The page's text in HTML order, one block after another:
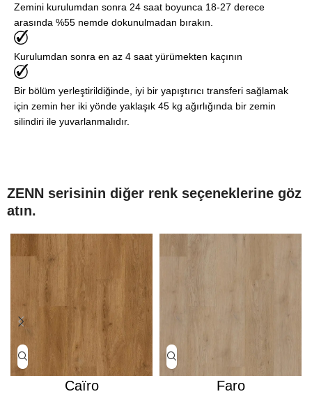
Zemini kurulumdan sonra 24 saat boyunca 18-27 derece
arasında %55 nemde dokunulmadan bırakın.
Kurulumdan sonra en az 4 saat yürümekten kaçının
Bir bölüm yerleştirildiğinde, iyi bir yapıştırıcı transferi sağlamak
için zemin her iki yönde yaklaşık 45 kg ağırlığında bir zemin
silindiri ile yuvarlanmalıdır.
ZENN serisinin diğer renk seçeneklerine göz
atın.
Caïro Faro